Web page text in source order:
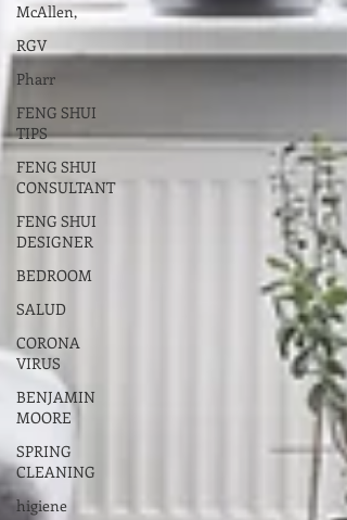
McAllen,
RGV
Pharr
FENG SHUI
TIPS
FENG SHUI
CONSULTANT
FENG SHUI
DESIGNER
BEDROOM
SALUD
CORONA
VIRUS
BENJAMIN
MOORE
SPRING
CLEANING
higiene